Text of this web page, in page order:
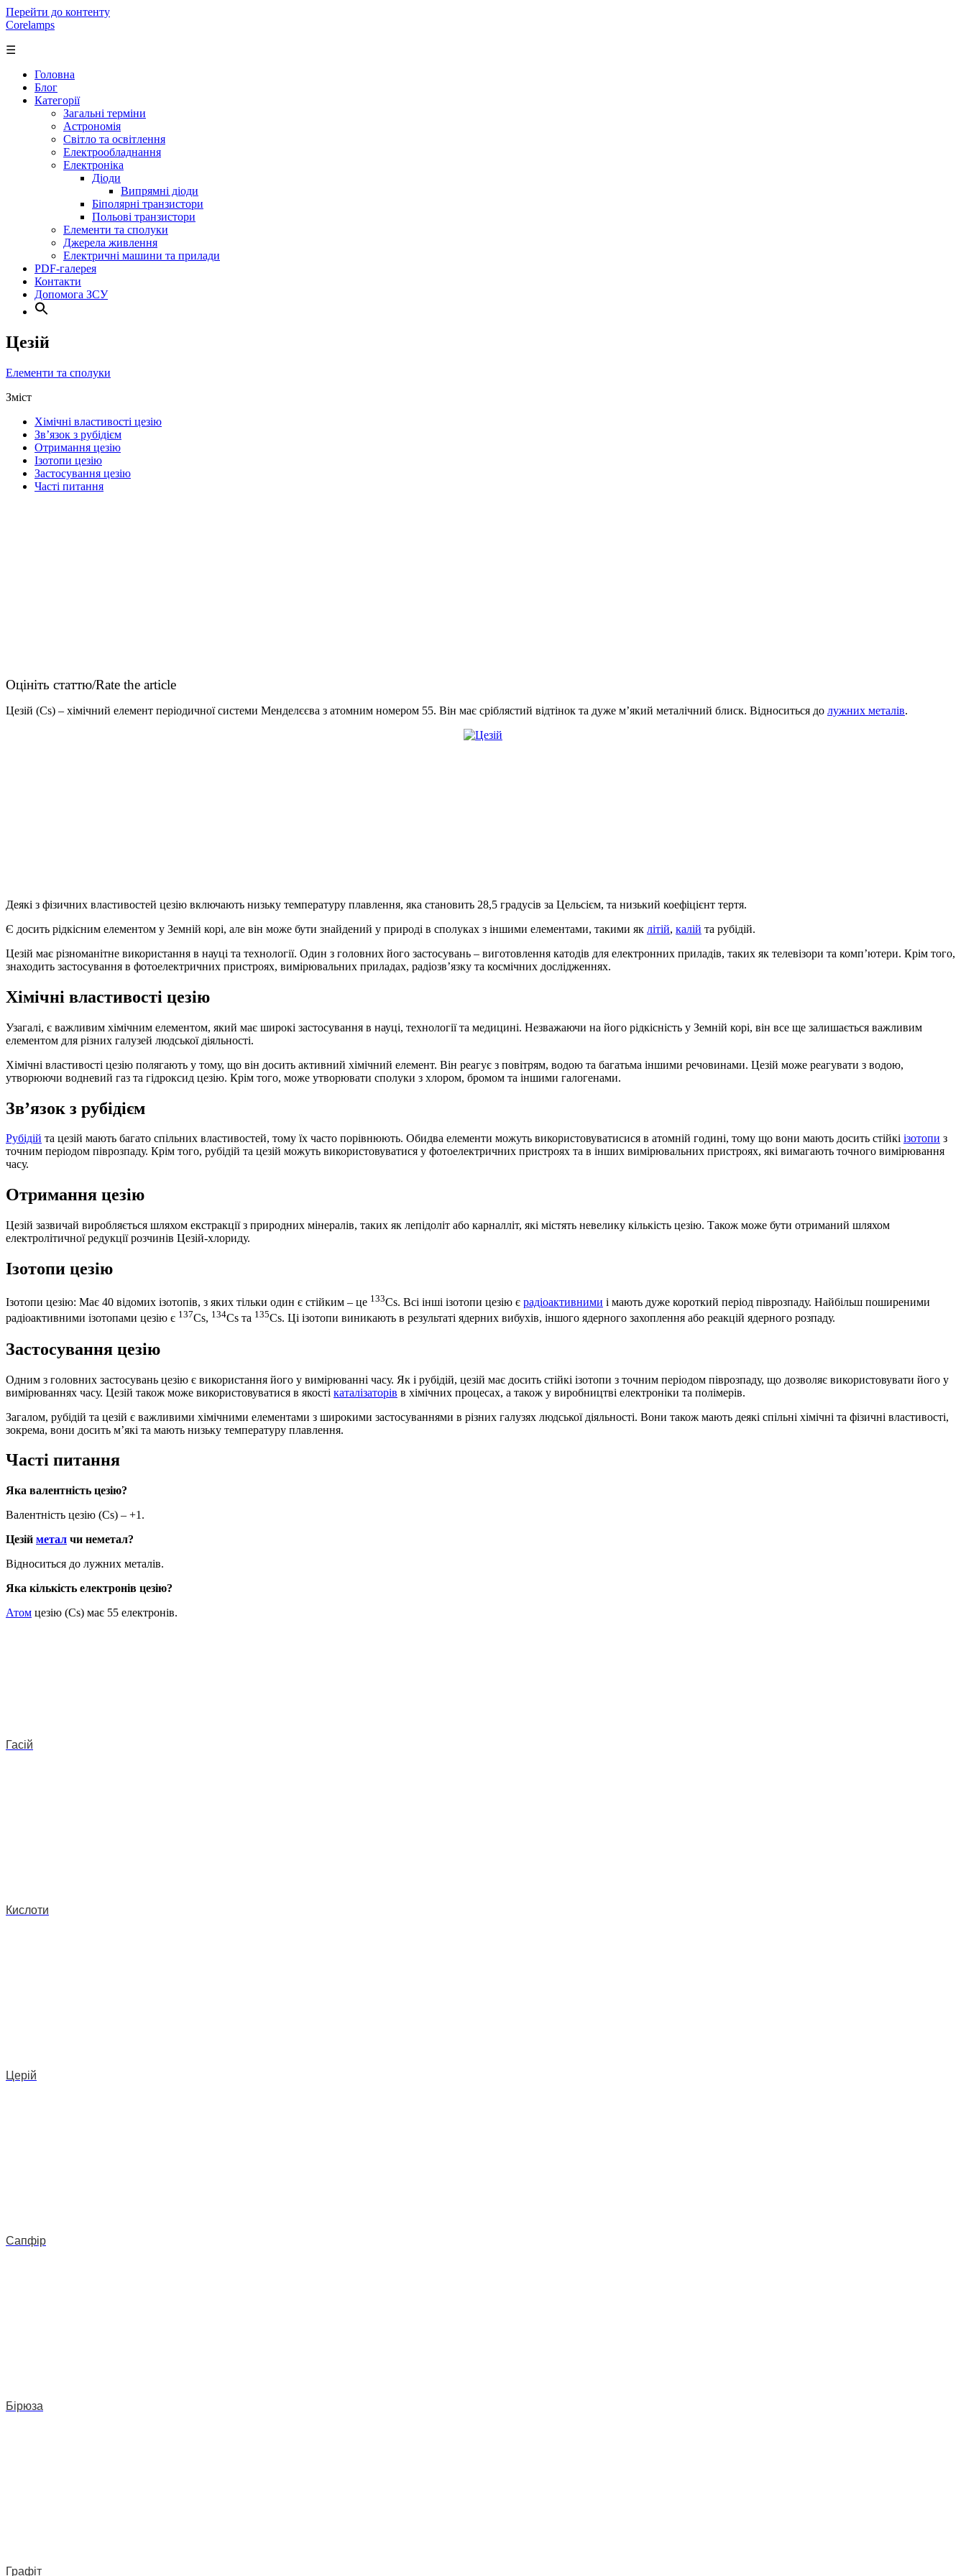
Перейти до контенту
Corelamps
☰
Головна
Блог
Категорії
Загальні терміни
Астрономія
Світло та освітлення
Електрообладнання
Електроніка
Діоди
Випрямні діоди
Біполярні транзистори
Польові транзистори
Елементи та сполуки
Джерела живлення
Електричні машини та прилади
PDF-галерея
Контакти
Допомога ЗСУ
Цезій
Елементи та сполуки
Зміст
Хімічні властивості цезію
Зв’язок з рубідієм
Отримання цезію
Ізотопи цезію
Застосування цезію
Часті питання
Оцініть статтю/Rate the article
Цезій (Cs) – хімічний елемент періодичної системи Менделєєва з атомним номером 55. Він має сріблястий відтінок та дуже м’який металічний блиск. Відноситься до лужних металів.
Деякі з фізичних властивостей цезію включають низьку температуру плавлення, яка становить 28,5 градусів за Цельсієм, та низький коефіцієнт тертя.
Є досить рідкісним елементом у Земній корі, але він може бути знайдений у природі в сполуках з іншими елементами, такими як літій, калій та рубідій.
Цезій має різноманітне використання в науці та технології. Один з головних його застосувань – виготовлення катодів для електронних приладів, таких як телевізори та комп’ютери. Крім того,
знаходить застосування в фотоелектричних пристроях, вимірювальних приладах, радіозв’язку та космічних дослідженнях.
Хімічні властивості цезію
Узагалі, є важливим хімічним елементом, який має широкі застосування в науці, технології та медицині. Незважаючи на його рідкісність у Земній корі, він все ще залишається важливим
елементом для різних галузей людської діяльності.
Хімічні властивості цезію полягають у тому, що він досить активний хімічний елемент. Він реагує з повітрям, водою та багатьма іншими речовинами. Цезій може реагувати з водою,
утворюючи водневий газ та гідроксид цезію. Крім того, може утворювати сполуки з хлором, бромом та іншими галогенами.
Зв’язок з рубідієм
Рубідій та цезій мають багато спільних властивостей, тому їх часто порівнюють. Обидва елементи можуть використовуватисися в атомній годині, тому що вони мають досить стійкі ізотопи з
точним періодом піврозпаду. Крім того, рубідій та цезій можуть використовуватися у фотоелектричних пристроях та в інших вимірювальних пристроях, які вимагають точного вимірювання
часу.
Отримання цезію
Цезій зазвичай виробляється шляхом екстракції з природних мінералів, таких як лепідоліт або карналліт, які містять невелику кількість цезію. Також може бути отриманий шляхом
електролітичної редукції розчинів Цезій-хлориду.
Ізотопи цезію
Ізотопи цезію: Має 40 відомих ізотопів, з яких тільки один є стійким – це 133Cs. Всі інші ізотопи цезію є радіоактивними і мають дуже короткий період піврозпаду. Найбільш поширеними
радіоактивними ізотопами цезію є 137Cs, 134Cs та 135Cs. Ці ізотопи виникають в результаті ядерних вибухів, іншого ядерного захоплення або реакцій ядерного розпаду.
Застосування цезію
Одним з головних застосувань цезію є використання його у вимірюванні часу. Як і рубідій, цезій має досить стійкі ізотопи з точним періодом піврозпаду, що дозволяє використовувати його у
вимірюваннях часу. Цезій також може використовуватися в якості каталізаторів в хімічних процесах, а також у виробництві електроніки та полімерів.
Загалом, рубідій та цезій є важливими хімічними елементами з широкими застосуваннями в різних галузях людської діяльності. Вони також мають деякі спільні хімічні та фізичні властивості,
зокрема, вони досить м’які та мають низьку температуру плавлення.
Часті питання
Яка валентність цезію?
Валентність цезію (Cs) – +1.
Цезій метал чи неметал?
Відноситься до лужних металів.
Яка кількість електронів цезію?
Атом цезію (Cs) має 55 електронів.
Гасій
Кислоти
Церій
Сапфір
Бірюза
Графіт